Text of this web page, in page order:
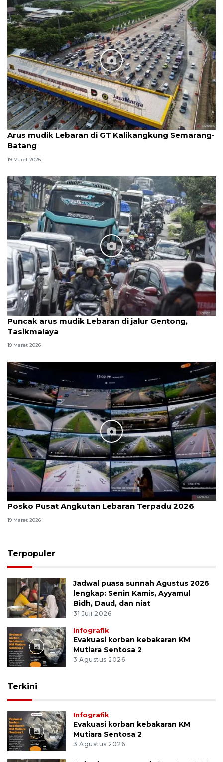
Arus mudik Lebaran di GT Kalikangkung Semarang-
Batang
19 Maret 2026
Puncak arus mudik Lebaran di jalur Gentong,
Tasikmalaya
19 Maret 2026
Posko Pusat Angkutan Lebaran Terpadu 2026
19 Maret 2026
Terpopuler
Jadwal puasa sunnah Agustus 2026
lengkap: Senin Kamis, Ayyamul
Bidh, Daud, dan niat
31 Juli 2026
Infografik
Evakuasi korban kebakaran KM
Mutiara Sentosa 2
3 Agustus 2026
Terkini
Infografik
Evakuasi korban kebakaran KM
Mutiara Sentosa 2
3 Agustus 2026